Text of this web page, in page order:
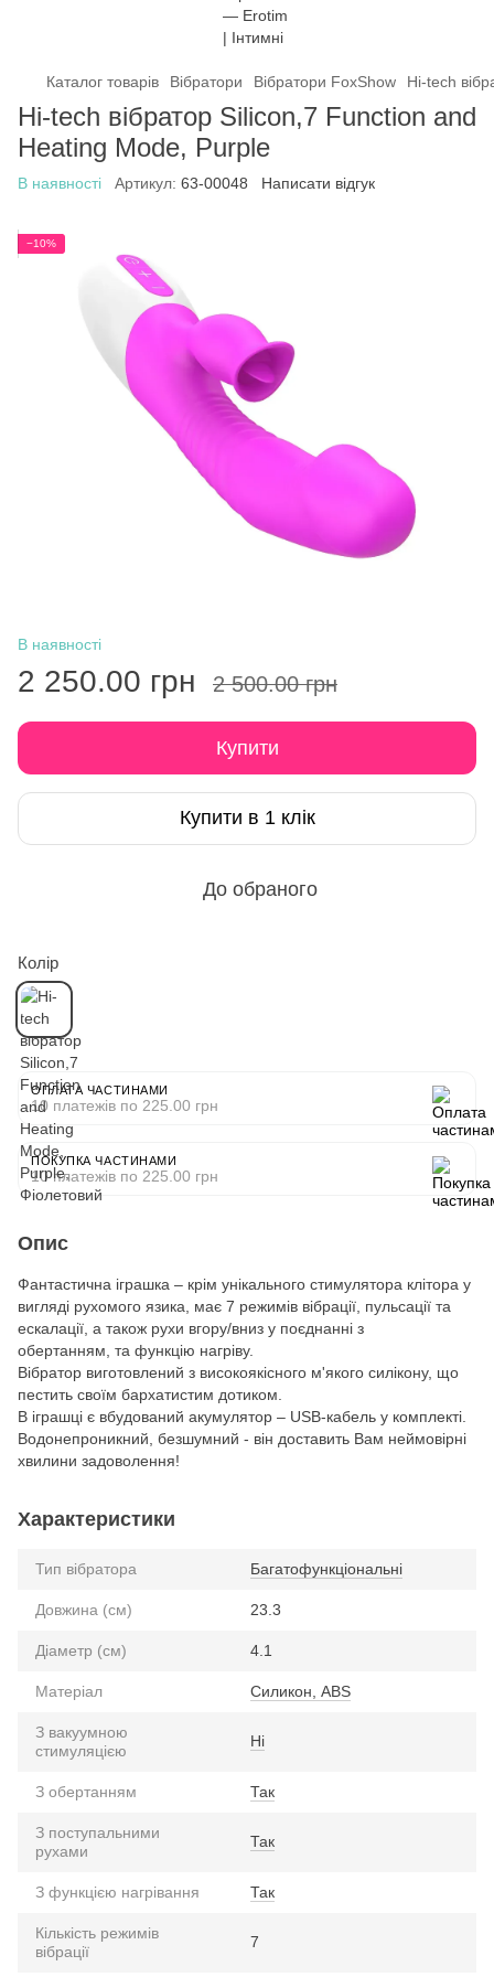
Каталог товарів Вібратори Вібратори FoxShow Hi-tech
Hi-tech вібратор Silicon,7 Function and
Heating Mode, Purple
В наявності Артикул: 63-00048 Написати відгук
−10%
В наявності
2 250.00 грн 2 500.00 грн
Купити
Купити в 1 клік
До обраного
Колір
ОПЛАТА ЧАСТИНАМИ
10 платежів по 225.00 грн
ПОКУПКА ЧАСТИНАМИ
10 платежів по 225.00 грн
Опис
Фантастична іграшка – крім унікального стимулятора клітора у
вигляді рухомого язика, має 7 режимів вібрації, пульсації та
ескалації, а також рухи вгору/вниз у поєднанні з
обертанням, та функцію нагріву.
Вібратор виготовлений з високоякісного м'якого силікону, що
пестить своїм бархатистим дотиком.
В іграшці є вбудований акумулятор – USB-кабель у комплекті.
Водонепроникний, безшумний - він доставить Вам неймовірні
хвилини задоволення!
Характеристики
Тип вібратора Багатофункціональні
Довжина (см) 23.3
Діаметр (см) 4.1
Матеріал Силикон, ABS
З вакуумною
стимуляцією
Ні
З обертанням Так
З поступальними
рухами
Так
З функцією нагрівання Так
Кількість режимів
вібрації
7